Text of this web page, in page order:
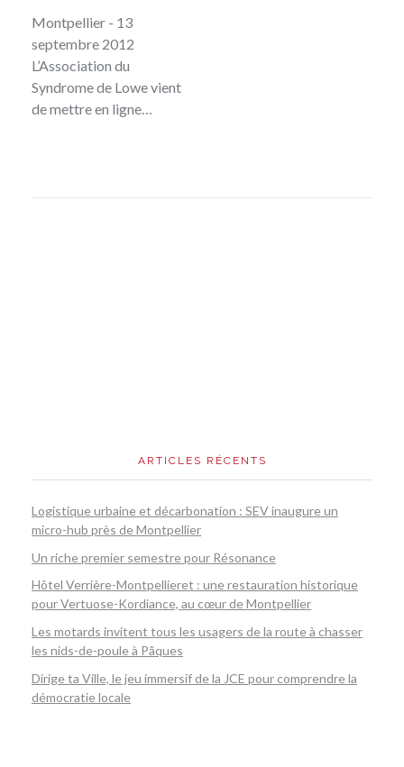
Montpellier - 13
septembre 2012
L’Association du
Syndrome de Lowe vient
de mettre en ligne…
ARTICLES RÉCENTS
Logistique urbaine et décarbonation : SEV inaugure un
micro-hub près de Montpellier
Un riche premier semestre pour Résonance
Hôtel Verrière-Montpellieret : une restauration historique
pour Vertuose-Kordiance, au cœur de Montpellier
Les motards invitent tous les usagers de la route à chasser
les nids-de-poule à Pâques
Dirige ta Ville, le jeu immersif de la JCE pour comprendre la
démocratie locale